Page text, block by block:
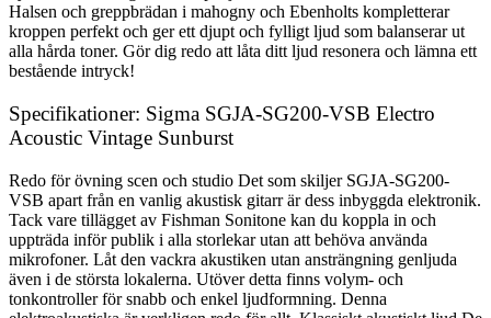
Halsen och greppbrädan i mahogny och Ebenholts kompletterar
kroppen perfekt och ger ett djupt och fylligt ljud som balanserar ut
alla hårda toner. Gör dig redo att låta ditt ljud resonera och lämna ett
bestående intryck!
Specifikationer: Sigma SGJA-SG200-VSB Electro
Acoustic Vintage Sunburst
Redo för övning scen och studio Det som skiljer SGJA-SG200-
VSB apart från en vanlig akustisk gitarr är dess inbyggda elektronik.
Tack vare tillägget av Fishman Sonitone kan du koppla in och
uppträda inför publik i alla storlekar utan att behöva använda
mikrofoner. Låt den vackra akustiken utan ansträngning genljuda
även i de största lokalerna. Utöver detta finns volym- och
tonkontroller för snabb och enkel ljudformning. Denna